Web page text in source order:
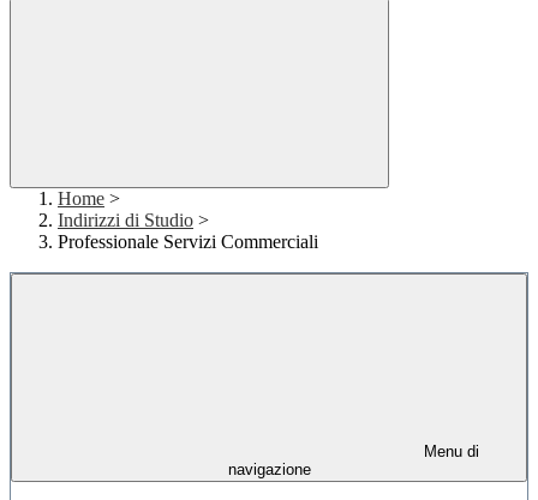
Home >
Indirizzi di Studio >
Professionale Servizi Commerciali
Menu di
navigazione